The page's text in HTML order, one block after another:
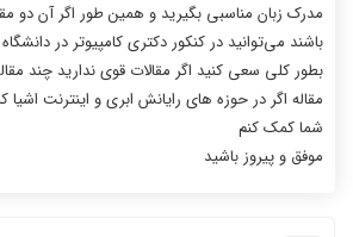
مدرک زبان مناسبی بگیرید و همین طور اگر آن دو
باشند می‌توانید در کنکور دکتری کامپیوتر در
بطور کلی سعی کنید اگر مقالات قوی ندارید چند
مقاله اگر در حوزه های رایانش ابری و اینترنت اشیا
شما کمک کنم
موفق و پیروز باشید